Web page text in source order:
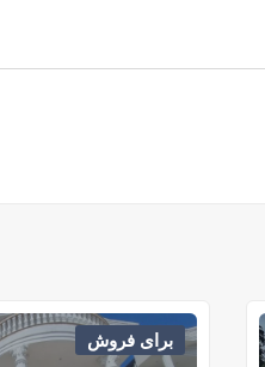
برای فروش